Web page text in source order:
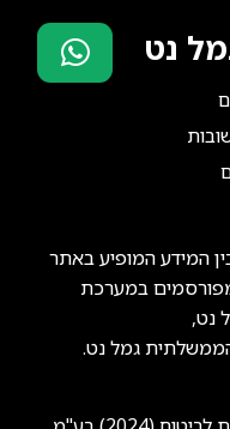
נט
המידע המופיע באתר
במערכת
נט,
גמל נט.